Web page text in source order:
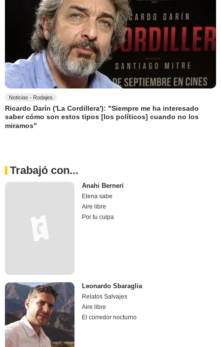
Noticias - Rodajes
Ricardo Darín ('La Cordillera'): "Siempre me ha interesado
saber cómo son estos tipos [los políticos] cuando no los
miramos"
Trabajó con...
Anahi Berneri
Elena sabe
Aire libre
Por tu culpa
Leonardo Sbaraglia
Relatos Salvajes
Aire libre
El corredor nocturno